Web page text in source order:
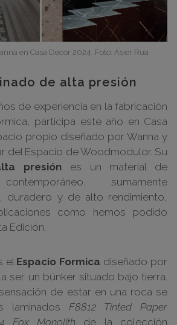
en Casa Decor 2024. Foto: Asier Rua
de alta presión
de experiencia en la fabricación
participa este año en Casa
propio diseñado por Wanna y
del Espacio de Woodmodulor. Su
presión es un material de
sumamente
duradero y de alto rendimiento,
como hemos podido
Edición.
elEspacio Formica diseñado por
ser un búnker situado bajo tierra.
de estar en una roca se
laminados F8812 Tinted Paper
Fox Monolith de la colección